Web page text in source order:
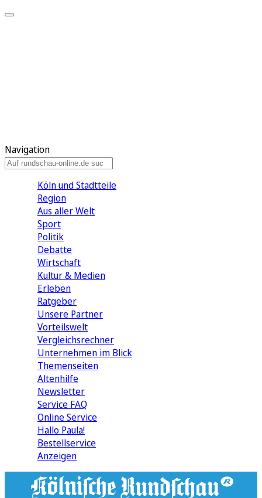
Navigation
Köln und Stadtteile
Region
Aus aller Welt
Sport
Politik
Debatte
Wirtschaft
Kultur & Medien
Erleben
Ratgeber
Unsere Partner
Vorteilswelt
Vergleichsrechner
Unternehmen im Blick
Themenseiten
Altenhilfe
Newsletter
Service FAQ
Online Service
Hallo Paula!
Bestellservice
Anzeigen